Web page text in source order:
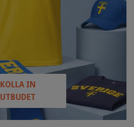
KOLLA IN
UTBUDET